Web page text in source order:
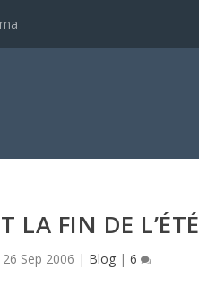
LA FIN DE L’ÉTÉ
26 Sep 2006 | Blog| 6